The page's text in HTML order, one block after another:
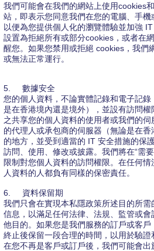
我們可能會在我們的網站上使用cookies
站，即表示您同意我們在您的電腦、手機
以便為您提供個人化的瀏覽體驗並加強
設置為拒絕所有或部分cookies，或者在
醒您。如果您禁用或拒絕 cookies，我們
或無法正常運行。
5.
數據安全
您的個人資料，不論實體記錄和電子記
是在香港境內還是境外），並設有訪問
之共享您的個人資料的使用者或我們的
的代理人或承包商的伺服器（無論是在
的地方，並受到適當的 IT 安全措施的保
訪問、使用、修改或披露。我們將在“需
限制對您個人資料的訪問權限。在任何
人資料的人都負有同樣的保密責任。
6.
資料保留期
我們只會在實現本私隱政策所述目的所
信息，以滿足任何法律、法規、監管或
他目的。如果您是我們服務的訂戶或客
終止後保留一段合理的時間，以用於驗證
在您不再是客戶或訂戶後，我們可能會出